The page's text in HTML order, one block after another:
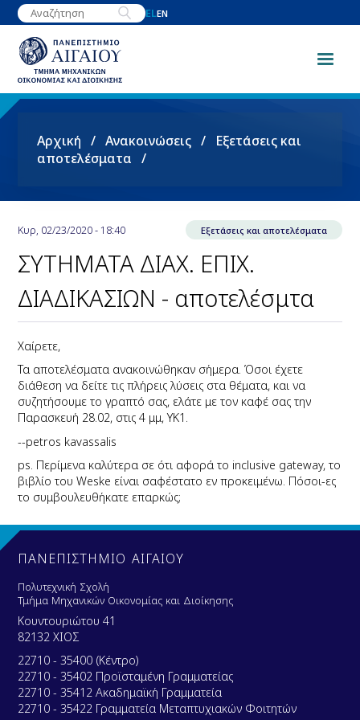
Παράκαμψη
προς
κυρίως
περιεχόμενο
ELEN
Breadcrumb
Αρχική Ανακοινώσεις
Εξετάσεις και
αποτελέσματα
Κυρ, 02/23/2020 - 18:40 Εξετάσεις και αποτελέσματα
ΣΥΤΗΜΑΤΑ ΔΙΑΧ. ΕΠΙΧ.
ΔΙΑΔΙΚΑΣΙΩΝ - αποτελέσμτα
Χαίρετε,
Τα αποτελέσματα ανακοινώθηκαν σήμερα. Όσοι έχετε
διάθεση να δείτε τις πλήρεις λύσεις στα θέματα, και να
συζητήσουμε το γραπτό σας, ελάτε με τον καφέ σας την
Παρασκευή 28.02, στις 4 μμ, ΥΚ1.
--petros kavassalis
ps. Περίμενα καλύτερα σε ότι αφορά το inclusive gateway, το
βιβλίο του Weske είναι σαφέστατο εν προκειμένω. Πόσοι-ες
το συμβουλευθήκατε επαρκώς;
ΠΑΝΕΠΙΣΤΗΜΙΟ ΑΙΓΑΙΟΥ
Πολυτεχνική Σχολή
Τμήμα Μηχανικών Οικονομίας και Διοίκησης
Κουντουριώτου 41
82132 ΧΙΟΣ
22710 - 35400 (Κέντρο)
22710 - 35402 Προϊσταμένη Γραμματείας
22710 - 35412 Ακαδημαϊκή Γραμματεία
22710 - 35422 Γραμματεία Μεταπτυχιακών Φοιτητών